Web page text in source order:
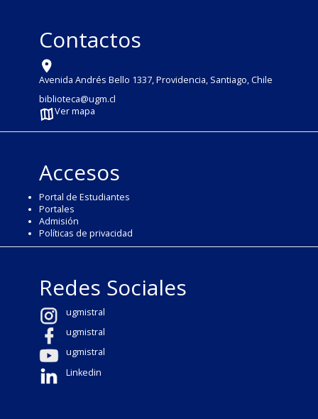
Contactos
Avenida Andrés Bello 1337, Providencia, Santiago, Chile
biblioteca@ugm.cl
Ver mapa
Accesos
Portal de Estudiantes
Portales
Admisión
Políticas de privacidad
Redes Sociales
ugmistral
ugmistral
ugmistral
Linkedin